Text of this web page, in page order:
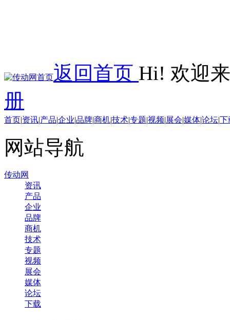
返回首页 Hi! 欢迎
册
首页|资讯|产品|企业|品牌|商机|技术|专题|视频|展会|媒体|论坛|下
网站导航
传动网
资讯
产品
企业
品牌
商机
技术
专题
视频
展会
媒体
论坛
下载